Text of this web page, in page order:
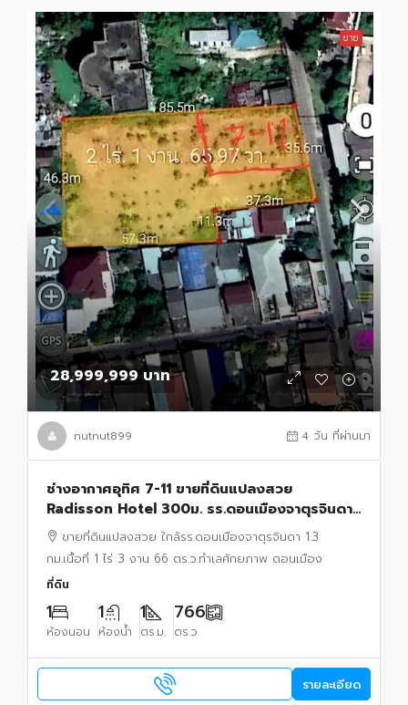
ขาย
28,999,999 บาท
nutnut899 4 วัน ที่ผ่านมา
ช่างอากาศอุทิศ 7-11 ขายที่ดินแปลงสวย
Radisson Hotel 300ม. รร.ดอนเมืองจาตุรจินดา
1.3 กม. 1 ไร่ 3 งาน 70 ตร.ว. สนามบินดอนเมือง 1.8
ขายที่ดินแปลงสวย ใกล้รร.ดอนเมืองจาตุรจินดา 1.3
กม.เนื้อที่ 1 ไร่ 3 งาน 66 ตร.ว.ทำเลศักยภาพ ดอนเมือง
ที่ดิน
1
ห้องนอน
1
ห้องน้ำ
1
ตร.ม.
766
ตร.ว.
รายละเอียด